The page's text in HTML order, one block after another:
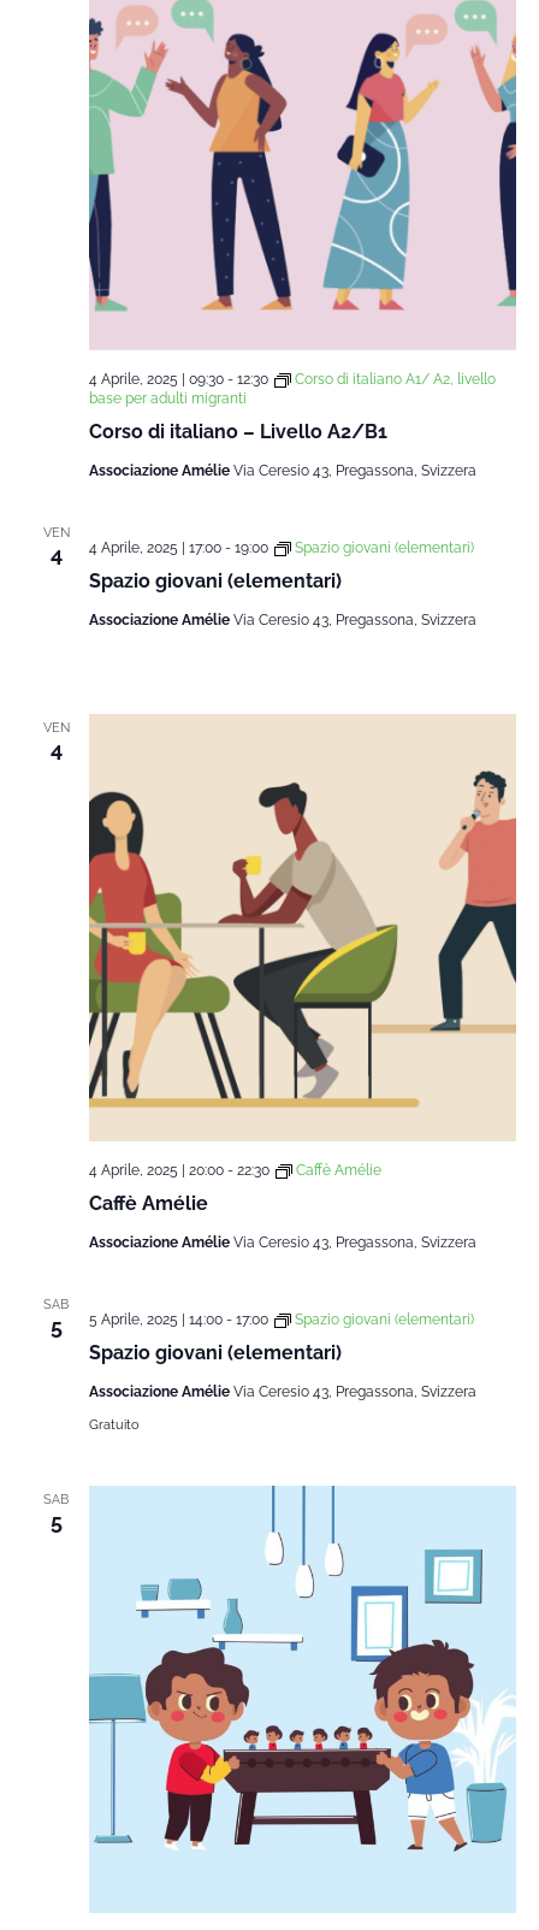
Corso di italiano – Livello A2/B1
4 Aprile, 2025 | 09:30- 12:30
Corso di italiano A1/ A2, livello
base per adulti migranti
Associazione Amélie Via Ceresio 43, Pregassona, Svizzera
VEN
4
Spazio giovani (elementari)
4 Aprile, 2025 | 17:00- 19:00 Spazio giovani (elementari)
Associazione Amélie Via Ceresio 43, Pregassona, Svizzera
VEN
4
Caffè Amélie
4 Aprile, 2025 | 20:00- 22:30 Caffè Amélie
Associazione Amélie Via Ceresio 43, Pregassona, Svizzera
SAB
5
Spazio giovani (elementari)
5 Aprile, 2025 | 14:00- 17:00 Spazio giovani (elementari)
Associazione Amélie Via Ceresio 43, Pregassona, Svizzera
Gratuito
SAB
5